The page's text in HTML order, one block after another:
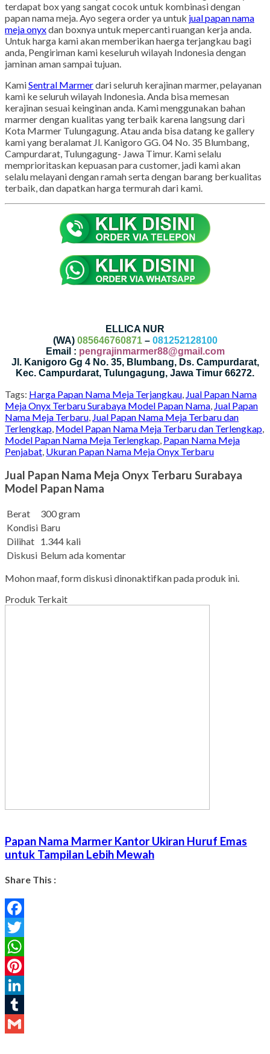
terdapat box yang sangat cocok untuk kombinasi dengan
papan nama meja. Ayo segera order ya untuk jual papan nama
meja onyxdan boxnya untuk mepercanti ruangan kerja anda.
Untuk harga kami akan memberikan haerga terjangkau bagi
anda, Pengiriman kami keseluruh wilayah Indonesia dengan
jaminan aman sampai tujuan.
KamiSentral Marmerdari seluruh kerajinan marmer, pelayanan
kami ke seluruh wilayah Indonesia. Anda bisa memesan
kerajinan sesuai keinginan anda. Kami menggunakan bahan
marmer dengan kualitas yang terbaik karena langsung dari
Kota Marmer Tulungagung. Atau anda bisa datang ke gallery
kami yang beralamat Jl. Kanigoro GG. 04 No. 35 Blumbang,
Campurdarat, Tulungagung- Jawa Timur. Kami selalu
memprioritaskan kepuasan para customer, jadi kami akan
selalu melayani dengan ramah serta dengan barang berkualitas
terbaik, dan dapatkan harga termurah dari kami.
ELLICA NUR
(WA) 085646760871– 081252128100
Email : pengrajinmarmer88@gmail.com
Jl. Kanigoro Gg 4 No. 35, Blumbang, Ds. Campurdarat,
Kec. Campurdarat, Tulungagung, Jawa Timur 66272.
Tags: Harga Papan Nama Meja Terjangkau, Jual Papan Nama
Meja Onyx Terbaru Surabaya Model Papan Nama, Jual Papan
Nama Meja Terbaru, Jual Papan Nama Meja Terbaru dan
Terlengkap, Model Papan Nama Meja Terbaru dan Terlengkap,
Model Papan Nama Meja Terlengkap, Papan Nama Meja
Penjabat, Ukuran Papan Nama Meja Onyx Terbaru
Jual Papan Nama Meja Onyx Terbaru Surabaya
Model Papan Nama
Berat
300 gram
Kondisi Baru
Dilihat 1.344 kali
Diskusi Belum ada komentar
Mohon maaf, form diskusi dinonaktifkan pada produk ini.
Produk Terkait
Papan Nama Marmer Kantor Ukiran Huruf Emas
untuk Tampilan Lebih Mewah
Share This :
Facebook
Twitter
WhatsApp
Pinterest
LinkedIn
Tumblr